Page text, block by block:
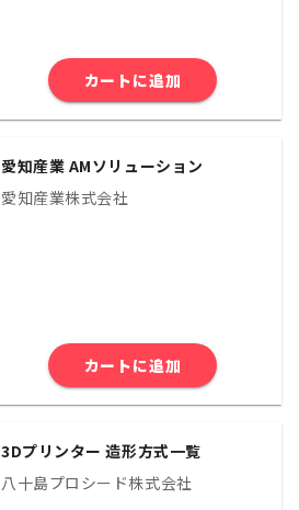
カートに追加
愛知産業 AMソリューション
愛知産業株式会社
カートに追加
3Dプリンター 造形方式一覧
八十島プロシード株式会社